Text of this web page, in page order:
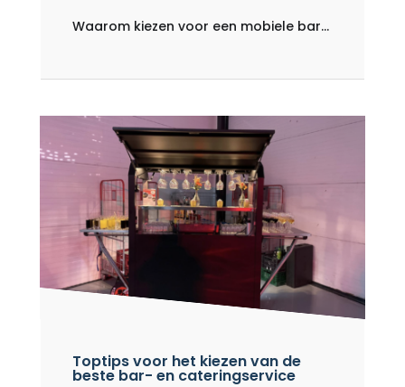
Waarom kiezen voor een mobiele bar...
Toptips voor het kiezen van de
beste bar- en cateringservice